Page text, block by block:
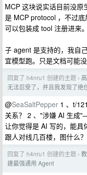
MCP 这块说实话目前没
是 MCP protocol ，不过
可以包装成 tool 注册进来。
子 agent 是支持的，我自
宜模型跑。只是文档可能
回复了 h4nru1 创建的主题 ›
无法忍受了，并且我发现了绝
@SeaSaltPepper 1 、t/
关系？ 2 、"涉嫌 AI 生成
让你觉得是 AI 写的，能
跟人对线几百楼，图什么
回复了 h4nru1 创建的主题 ›
建最强通用 Agent